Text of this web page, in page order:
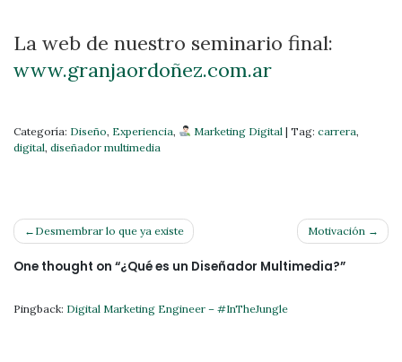
La web de nuestro seminario final:
www.granjaordoñez.com.ar
Categoría: Diseño, Experiencia, Marketing Digital | Tag: carrera,
digital, diseñador multimedia
Navegación
de
entradas
Desmembrar lo que ya existe Motivación
One thought on “¿Qué es un Diseñador Multimedia?”
Pingback: Digital Marketing Engineer – #InTheJungle